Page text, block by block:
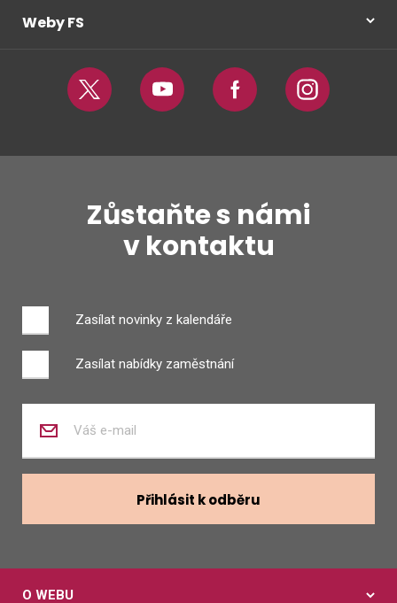
Weby FS
Twitter Youtube Facebook Instagram
Zůstaňte s námi
v kontaktu
Zasílat novinky z kalendáře
Zasílat nabídky zaměstnání
váš
mail
Přihlásit k odběru
O WEBU